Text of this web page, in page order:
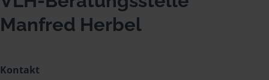
Manfred Herbel
Kontakt